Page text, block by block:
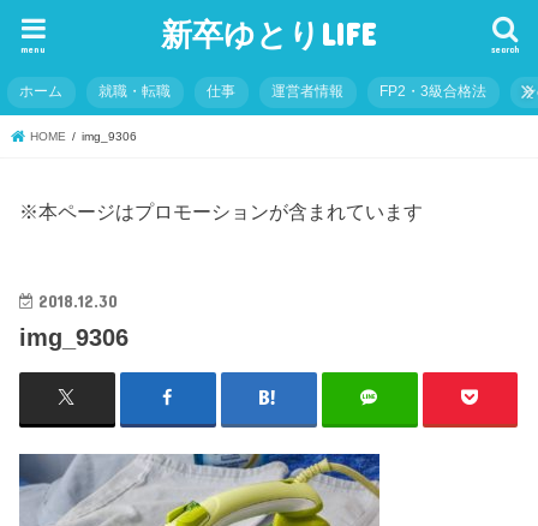
新卒ゆとりLIFE search
menu
ホーム 就職・転職 仕事 運営者情報 FP2・3級合格法
HOME img_9306
※本ページはプロモーションが含まれています
2018.12.30
img_9306